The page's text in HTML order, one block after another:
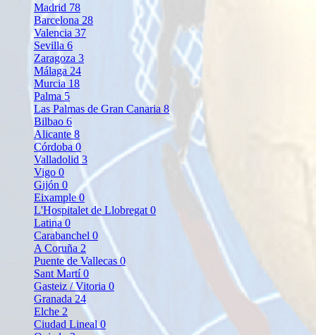
Madrid 78
Barcelona 28
Valencia 37
Sevilla 6
Zaragoza 3
Málaga 24
Murcia 18
Palma 5
Las Palmas de Gran Canaria 8
Bilbao 6
Alicante 8
Córdoba 0
Valladolid 3
Vigo 0
Gijón 0
Eixample0
L'Hospitalet de Llobregat 0
Latina 0
Carabanchel 0
A Coruña 2
Puente de Vallecas0
Sant Martí0
Gasteiz / Vitoria 0
Granada 24
Elche 2
Ciudad Lineal0